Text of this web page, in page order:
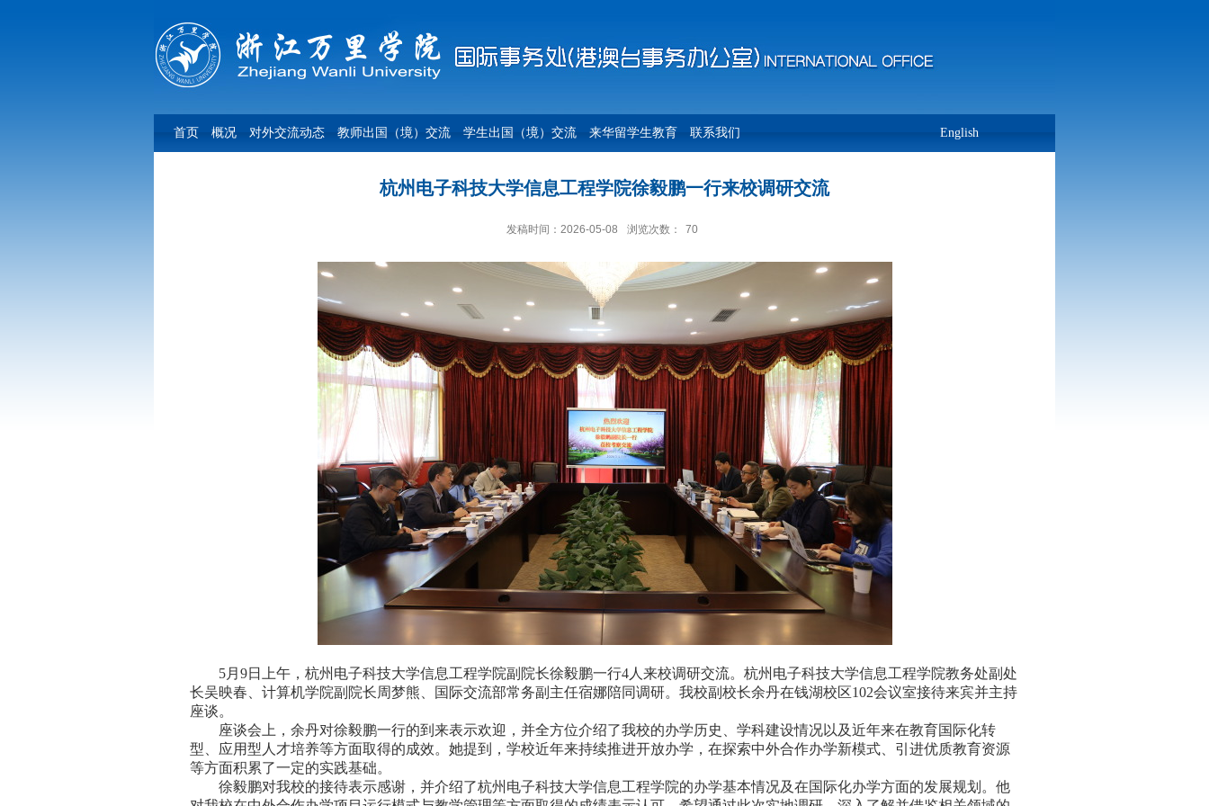
首页 概况 对外交流动态 教师出国（境）交流 学生出国（境）交流 来华留学生教育 联系我们 English
杭州电子科技大学信息工程学院徐毅鹏一行来校调研交流
发稿时间：2026-05-08 浏览次数： 70
5月9日 上午 ，杭州电子科技大学信息工程学院副院长徐毅鹏一行4人来校调研交流。杭州电子科技大学信息工程学院教务处副 处
长吴映春 、计算机学院副院长周梦熊、国际交流部常务副主任宿娜陪同调研。我校副校长余丹在钱湖校区102会议室接待来宾并主持
座谈。
座谈会上，余丹对徐毅鹏一行的到来表示欢迎，并全方位介绍了我校的办学历史、学科建设情况以及近年来在教育国际化转
型、应用型人才培养等方面取得的成效。她提到，学校近年来持续推进开放办学，在探索中外合作办学新模式、引进优质教育资源
等方面积累了一定的实践基础。
徐毅鹏对我校的接待表示感谢，并介绍了杭州电子科技大学信息工程学院的办学基本情况及在国际化办学方面的发展规划。他